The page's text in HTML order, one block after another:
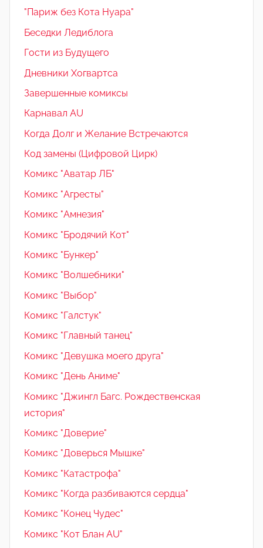
"Париж без Кота Нуара"
Беседки Ледиблога
Гости из Будущего
Дневники Хогвартса
Завершенные комиксы
Карнавал AU
Когда Долг и Желание Встречаются
Код замены (Цифровой Цирк)
Комикс "Аватар ЛБ"
Комикс "Агресты"
Комикс "Амнезия"
Комикс "Бродячий Кот"
Комикс "Бункер"
Комикс "Волшебники"
Комикс "Выбор"
Комикс "Галстук"
Комикс "Главный танец"
Комикс "Девушка моего друга"
Комикс "День Аниме"
Комикс "Джингл Багс. Рождественская
история"
Комикс "Доверие"
Комикс "Доверься Мышке"
Комикс "Катастрофа"
Комикс "Когда разбиваются сердца"
Комикс "Конец Чудес"
Комикс "Кот Блан AU"